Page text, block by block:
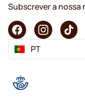
Subscrever a nossa
PT